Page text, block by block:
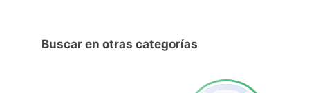
Buscar en otras categorías